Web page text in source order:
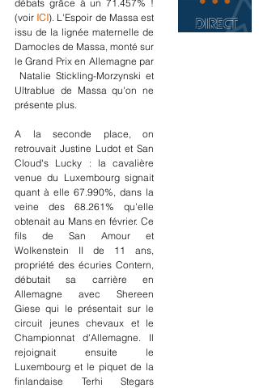
débats grâce à un 71.457% !
(voir ICI). L'Espoir de Massa est
issu de la lignée maternelle de
Damocles de Massa, monté sur
le Grand Prix en Allemagne par
Natalie Stickling-Morzynski et
Ultrablue de Massa qu'on ne
présente plus.
A la seconde place, on
retrouvait Justine Ludot et San
Cloud's Lucky : la cavalière
venue du Luxembourg signait
quant à elle 67.990%, dans la
veine des 68.261% qu'elle
obtenait au Mans en février. Ce
fils de San Amour et
Wolkenstein II de 11 ans,
propriété des écuries Contern,
débutait sa carrière en
Allemagne avec Shereen
Giese qui le présentait sur le
circuit jeunes chevaux et le
Championnat d'Allemagne. Il
rejoignait ensuite le
Luxembourg et le piquet de la
finlandaise Terhi Stegars